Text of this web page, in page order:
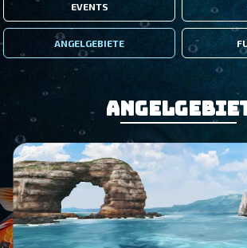
EVENTS
ANGELGEBIETE